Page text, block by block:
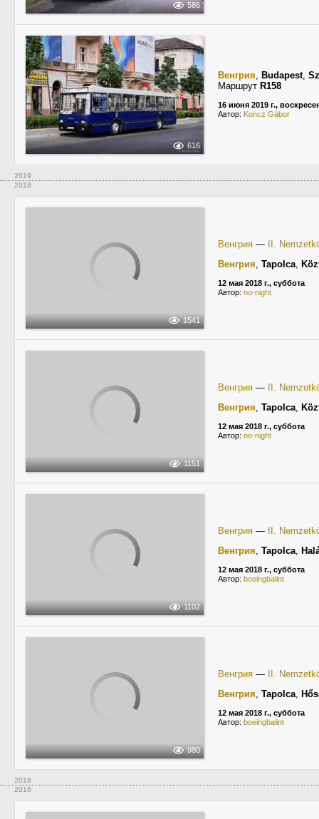
586
616
Венгрия, Budapest,
Маршрут R158
16 июня 2019 г.,
Автор: Koncz Gábor
2019
2018
1541
Венгрия —
II.
Венгрия, Tapolca,
12 мая 2018 г., суббота
Автор: no-night
1151
Венгрия —
II.
Венгрия, Tapolca,
12 мая 2018 г., суббота
Автор: no-night
1102
Венгрия —
II.
Венгрия, Tapolca,
12 мая 2018 г., суббота
Автор: boeingbalint
980
Венгрия —
II.
Венгрия, Tapolca,
12 мая 2018 г., суббота
Автор: boeingbalint
2018
2016